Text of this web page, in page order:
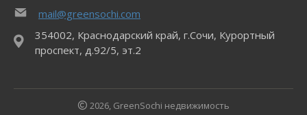
mail@greensochi.com
354002, Краснодарский край, г.Сочи, Курортный
проспект, д.92/5, эт.2
2026, GreenSochi недвижимость